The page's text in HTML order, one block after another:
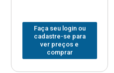
Faça seu login ou
cadastre-se para
ver preços e
comprar